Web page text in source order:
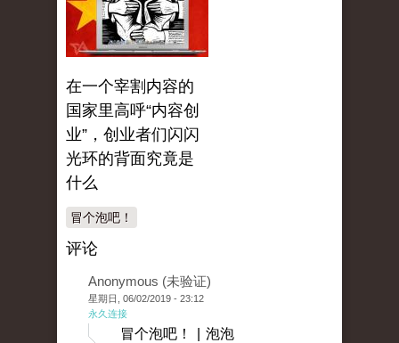
在一个宰割内容的
国家里高呼“内容创
业”，创业者们闪闪
光环的背面究竟是
什么
冒个泡吧！
评论
Anonymous (未验证)
星期日, 06/02/2019 - 23:12
永久连接
冒个泡吧！ | 泡泡